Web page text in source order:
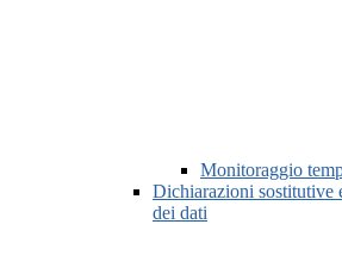
Monitoraggio
Dichiarazioni sostitutive
dei dati